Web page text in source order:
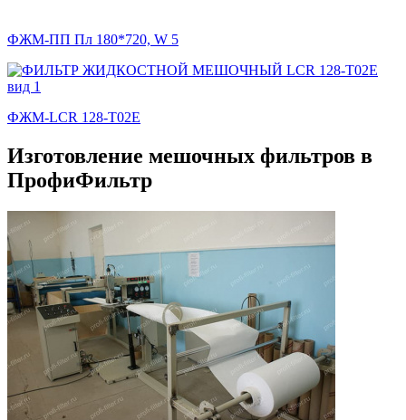
ФЖМ-ПП Пл 180*720, W 5
ФЖМ-LCR 128-T02E
Изготовление мешочных фильтров в
ПрофиФильтр